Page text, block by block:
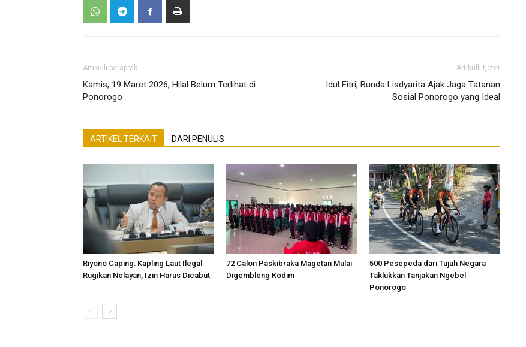
Artikulli paraprak
Kamis, 19 Maret 2026, Hilal Belum Terlihat di
Ponorogo
Artikulli tjetër
Idul Fitri, Bunda Lisdyarita Ajak Jaga Tatanan
Sosial Ponorogo yang Ideal
ARTIKEL TERKAIT DARI PENULIS
Riyono Caping: Kapling Laut Ilegal
Rugikan Nelayan, Izin Harus Dicabut
72 Calon Paskibraka Magetan Mulai
Digembleng Kodim
500 Pesepeda dari Tujuh Negara
Taklukkan Tanjakan Ngebel
Ponorogo